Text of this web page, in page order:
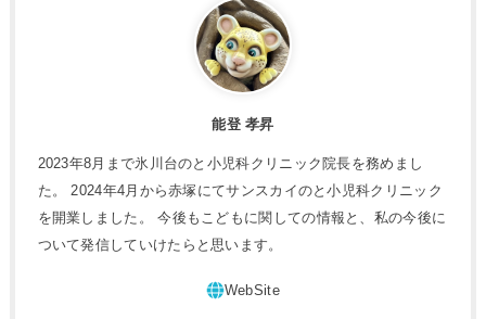
能登 孝昇
2023年8月まで氷川台のと小児科クリニック院長を務めまし
た。 2024年4月から赤塚にてサンスカイのと小児科クリニック
を開業しました。 今後もこどもに関しての情報と、私の今後に
ついて発信していけたらと思います。